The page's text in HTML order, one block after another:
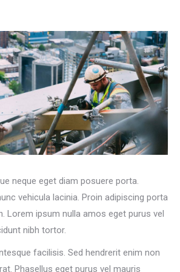
neque eget diam posuere porta.
vehicula lacinia. Proin adipiscing porta
Lorem ipsum nulla amos eget purus vel
nibh tortor.
facilisis. Sed hendrerit enim non
Phasellus eget purus vel mauris